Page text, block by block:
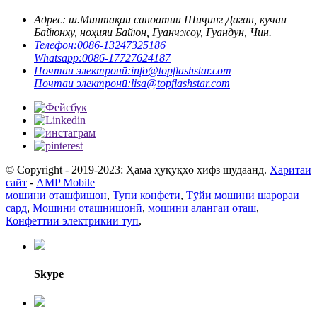
Адрес: ш.Минтақаи саноатии Шиҷинг Даган, кӯчаи
Байюнху, ноҳияи Байюн, Гуанчжоу, Гуандун, Чин.
Телефон:0086-13247325186
Whatsapp:0086-17727624187
Почтаи электронӣ:info@topflashstar.com
Почтаи электронӣ:lisa@topflashstar.com
© Copyright - 2019-2023: Ҳама ҳуқуқҳо ҳифз шудаанд. Харитаи
сайт - AMP Mobile
мошини оташфишон, Тупи конфети, Тӯйи мошини шарораи
сард, Мошини оташнишонӣ, мошини алангаи оташ,
Конфеттии электрикии туп,
Skype